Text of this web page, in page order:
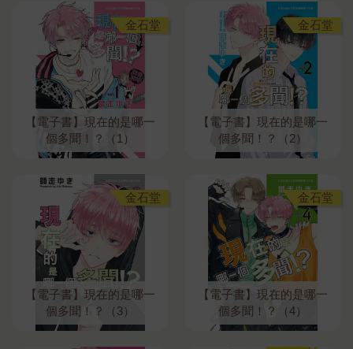
金石堂
【電子書】現在的是哪一
個多聞！？（1）
金石堂
【電子書】現在的是哪一
個多聞！？（2）
金石堂
【電子書】現在的是哪一
個多聞！？（3）
金石堂
【電子書】現在的是哪一
個多聞！？（4）